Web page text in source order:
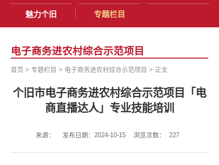
魅力个旧 专题栏目
电子商务进农村综合示范项目
首页 >专题栏目 > 电子商务进农村综合示范项目 > 正文
个旧市电子商务进农村综合示范项目「电
商直播达人」专业技能培训
来源： 发布日期：2024-10-15 浏览次数： 227